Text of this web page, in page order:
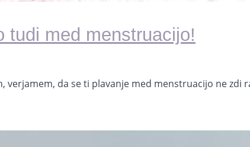
tudi med menstruacijo!
verjamem, da se ti plavanje med menstruacijo ne zdi